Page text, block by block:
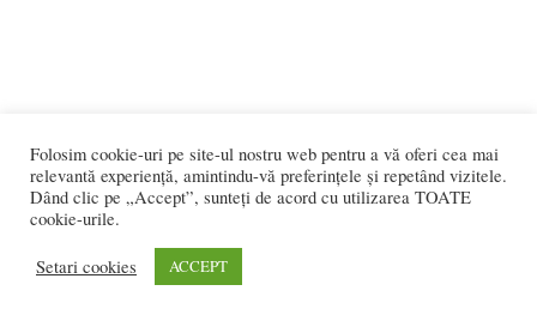
Folosim cookie-uri pe site-ul nostru web pentru a vă oferi cea mai
relevantă experiență, amintindu-vă preferințele și repetând vizitele.
Dând clic pe „Accept”, sunteți de acord cu utilizarea TOATE
cookie-urile.
Setari cookies ACCEPT